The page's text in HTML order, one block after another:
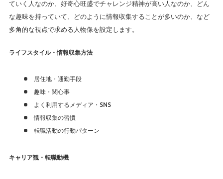
ていく人なのか、好奇心旺盛でチャレンジ精神が高い人なのか、どん
な趣味を持っていて、どのように情報収集することが多いのか、など
多角的な視点で求める人物像を設定します。
ライフスタイル・情報収集方法
居住地・通勤手段
趣味・関心事
よく利用するメディア・SNS
情報収集の習慣
転職活動の行動パターン
キャリア観・転職動機